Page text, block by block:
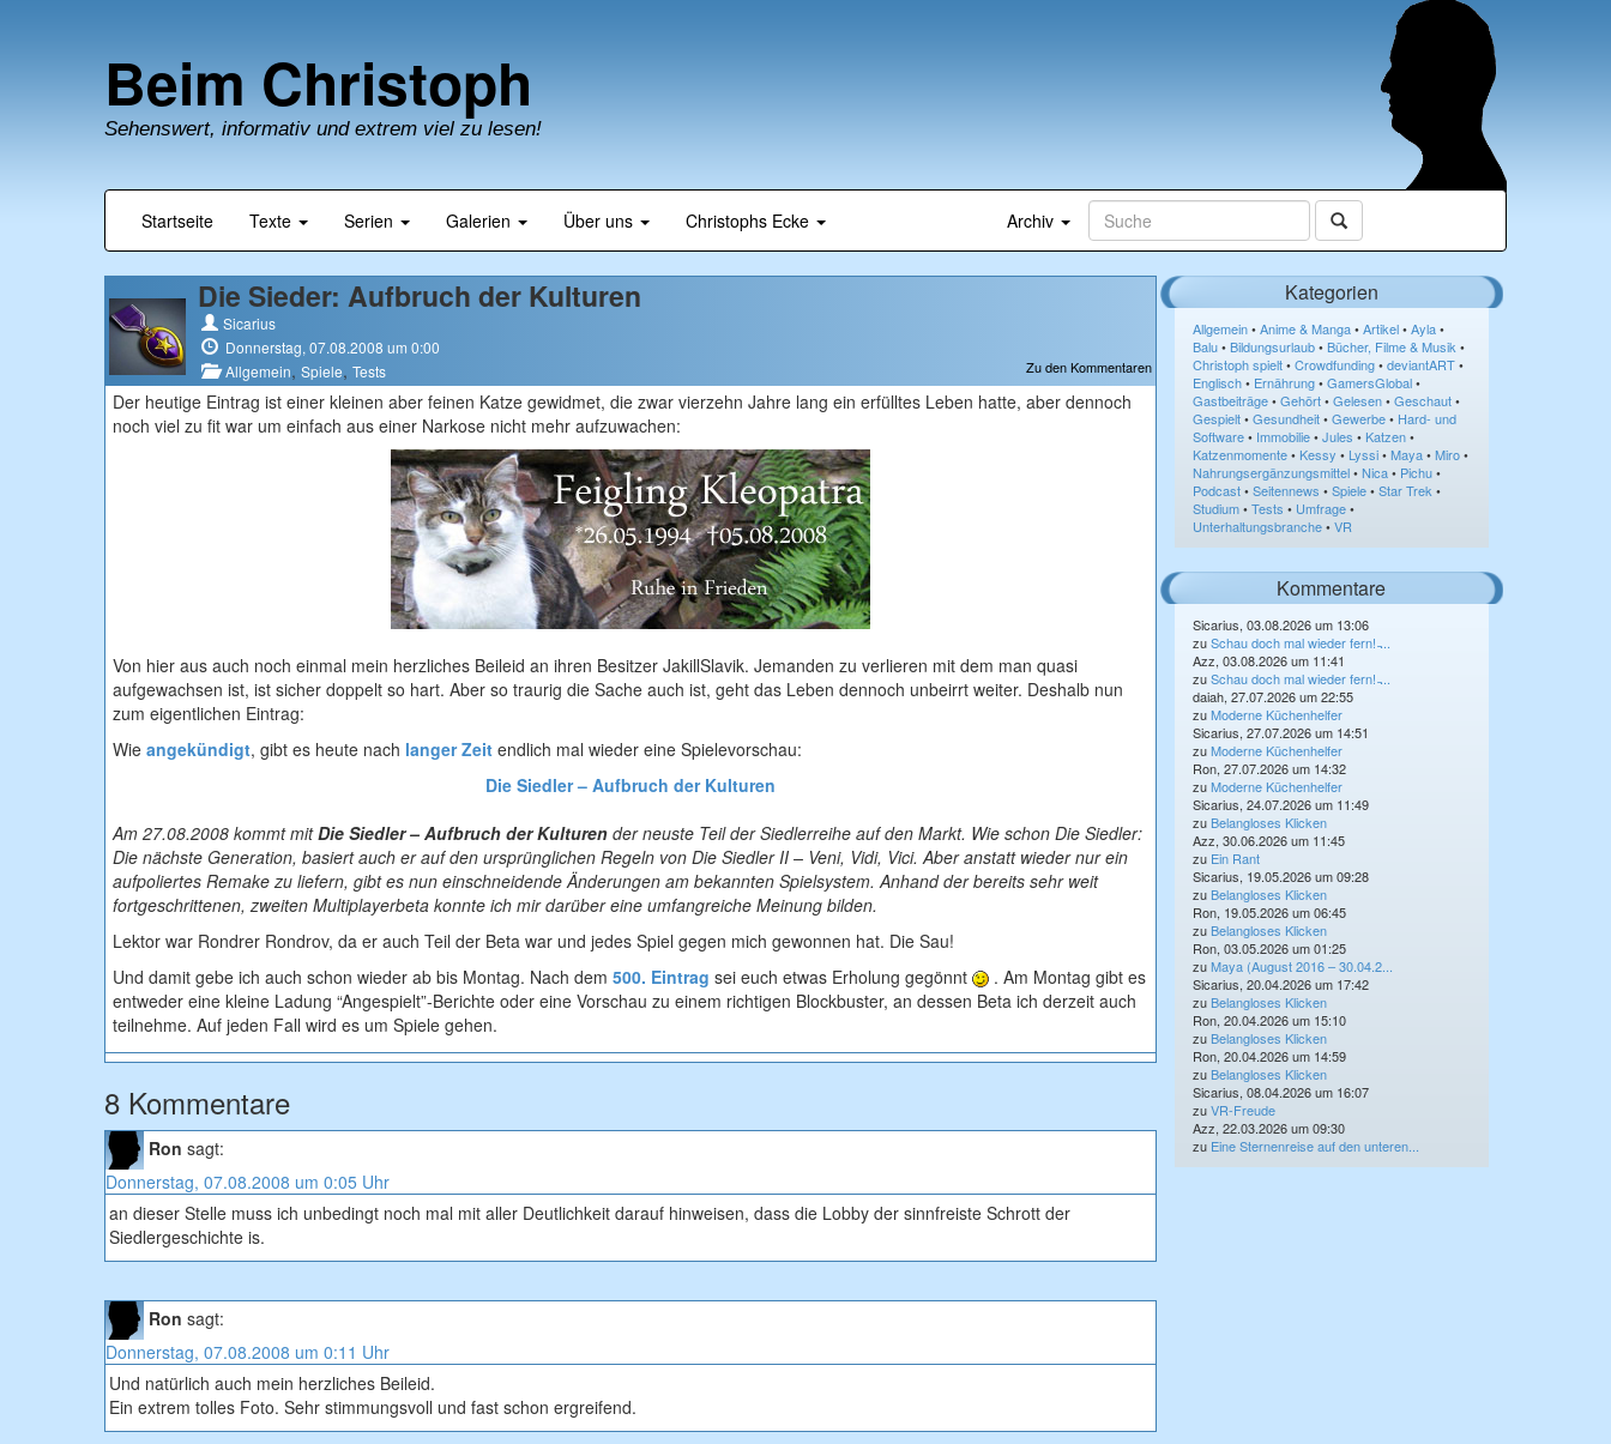
Beim Christoph
Sehenswert, informativ und extrem viel zu lesen!
Startseite Texte Serien Galerien Über uns Christophs Ecke Archiv
Die Sieder: Aufbruch der Kulturen
Sicarius
Donnerstag, 07.08.2008 um 0:00
Zu den Kommentaren
Allgemein, Spiele, Tests
Der heutige Eintrag ist einer kleinen aber feinen Katze gewidmet, die zwar vierzehn Jahre lang ein erfülltes Leben hatte, aber dennoch
noch viel zu fit war um einfach aus einer Narkose nicht mehr aufzuwachen:
Von hier aus auch noch einmal mein herzliches Beileid an ihren Besitzer JakillSlavik. Jemanden zu verlieren mit dem man quasi
aufgewachsen ist, ist sicher doppelt so hart. Aber so traurig die Sache auch ist, geht das Leben dennoch unbeirrt weiter. Deshalb nun
zum eigentlichen Eintrag:
Wie angekündigt, gibt es heute nach langer Zeit endlich mal wieder eine Spielevorschau:
Die Siedler – Aufbruch der Kulturen
Am 27.08.2008 kommt mitDie Siedler – Aufbruch der Kulturen der neuste Teil der Siedlerreihe auf den Markt. Wie schon Die Siedler:
Die nächste Generation, basiert auch er auf den ursprünglichen Regeln von Die Siedler II – Veni, Vidi, Vici. Aber anstatt wieder nur ein
aufpoliertes Remake zu liefern, gibt es nun einschneidende Änderungen am bekannten Spielsystem. Anhand der bereits sehr weit
fortgeschrittenen, zweiten Multiplayerbeta konnte ich mir darüber eine umfangreiche Meinung bilden.
Lektor war Rondrer Rondrov, da er auch Teil der Beta war und jedes Spiel gegen mich gewonnen hat. Die Sau!
Und damit gebe ich auch schon wieder ab bis Montag. Nach dem 500. Eintrag sei euch etwas Erholung gegönnt
. Am Montag gibt es
entweder eine kleine Ladung “Angespielt”-Berichte oder eine Vorschau zu einem richtigen Blockbuster, an dessen Beta ich derzeit auch
teilnehme. Auf jeden Fall wird es um Spiele gehen.
8 Kommentare
Ron sagt:
Donnerstag, 07.08.2008 um 0:05 Uhr
an dieser Stelle muss ich unbedingt noch mal mit aller Deutlichkeit darauf hinweisen, dass die Lobby der sinnfreiste Schrott der
Siedlergeschichte is.
Ron sagt:
Donnerstag, 07.08.2008 um 0:11 Uhr
Und natürlich auch mein herzliches Beileid.
Ein extrem tolles Foto. Sehr stimmungsvoll und fast schon ergreifend.
Kategorien
Allgemein • Anime & Manga • Artikel • Ayla •
Balu • Bildungsurlaub • Bücher, Filme & Musik •
Christoph spielt • Crowdfunding • deviantART •
Englisch • Ernährung • GamersGlobal •
Gastbeiträge • Gehört • Gelesen • Geschaut •
Gespielt • Gesundheit • Gewerbe • Hard- und
Software • Immobilie • Jules • Katzen •
Katzenmomente • Kessy • Lyssi • Maya • Miro •
Nahrungsergänzungsmittel • Nica • Pichu •
Podcast • Seitennews • Spiele • Star Trek •
Studium • Tests • Umfrage •
Unterhaltungsbranche • VR
Kommentare
Sicarius, 03.08.2026 um 13:06
zuSchau doch mal wieder fern! ̵...
Azz, 03.08.2026 um 11:41
zuSchau doch mal wieder fern! ̵...
daiah, 27.07.2026 um 22:55
zuModerne Küchenhelfer
Sicarius, 27.07.2026 um 14:51
zuModerne Küchenhelfer
Ron, 27.07.2026 um 14:32
zuModerne Küchenhelfer
Sicarius, 24.07.2026 um 11:49
zu Belangloses Klicken
Azz, 30.06.2026 um 11:45
zu Ein Rant
Sicarius, 19.05.2026 um 09:28
zu Belangloses Klicken
Ron, 19.05.2026 um 06:45
zu Belangloses Klicken
Ron, 03.05.2026 um 01:25
zuMaya (August 2016 – 30.04.2...
Sicarius, 20.04.2026 um 17:42
zu Belangloses Klicken
Ron, 20.04.2026 um 15:10
zu Belangloses Klicken
Ron, 20.04.2026 um 14:59
zu Belangloses Klicken
Sicarius, 08.04.2026 um 16:07
zuVR-Freude
Azz, 22.03.2026 um 09:30
zu Eine Sternenreise auf den unteren...